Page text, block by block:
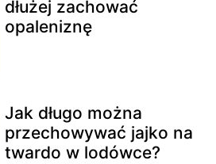
dłużej zachować
opaleniznę
Jak długo można
przechowywać jajko na
twardo w lodówce?